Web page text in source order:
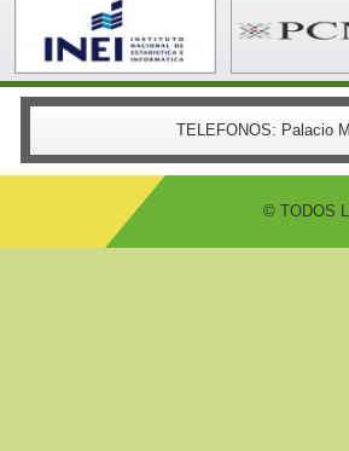
TELEFONOS: Palacio
© TODOS